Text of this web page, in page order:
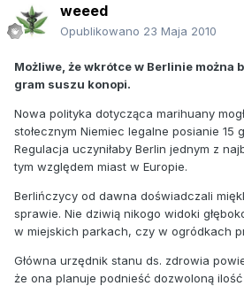
weeed
Opublikowano 23 Maja 2010
Możliwe, że wkrótce w Berlinie można
gram suszu konopi.
Nowa polityka dotycząca marihuany
stołecznym Niemiec legalne posianie 15
Regulacja uczyniłaby Berlin jednym z
tym względem miast w Europie.
Berlińczycy od dawna doświadczali
sprawie. Nie dziwią nikogo widoki
w miejskich parkach, czy w ogródkach
Główna urzędnik stanu ds. zdrowia
że ona planuje podnieść dozwoloną